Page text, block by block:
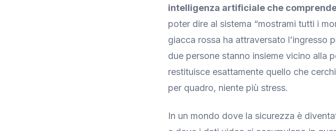
intelligenza artificiale che
poter dire al sistema “mostrami tutti i
giacca rossa ha attraversato l’ingresso
due persone stanno insieme vicino alla
restituisce esattamente quello che
per quadro, niente più stress.
In un mondo dove la sicurezza è